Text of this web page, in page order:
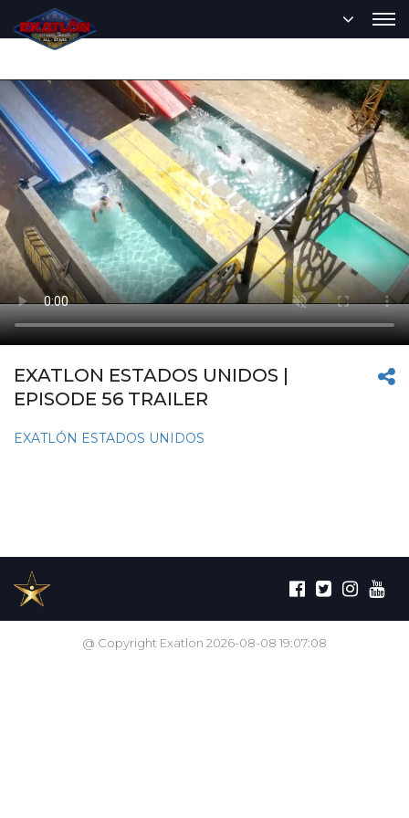
EXATLON ESTADOS UNIDOS |
EPISODE 56 TRAILER
EXATLÓN ESTADOS UNIDOS
@ Copyright Exatlon 2026-08-08 19:07:08